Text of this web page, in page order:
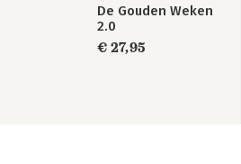
De Gouden Weken
2.0
€ 27,95